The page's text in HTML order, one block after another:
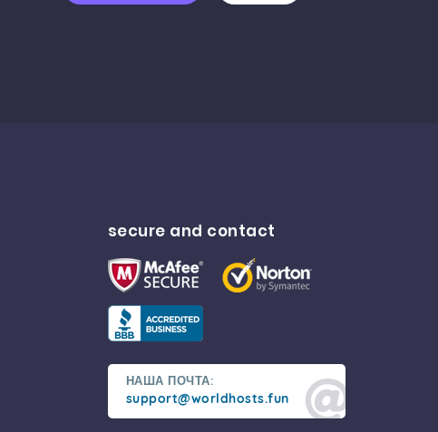
secure and contact
НАША ПОЧТА:
support@worldhosts.fun